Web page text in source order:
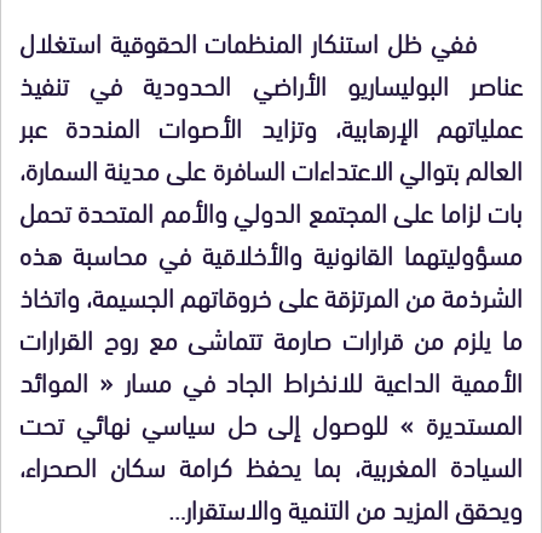
ففي ظل استنكار المنظمات الحقوقية استغلال
عناصر البوليساريو الأراضي الحدودية في تنفيذ
عملياتهم الإرهابية، وتزايد الأصوات المنددة عبر
العالم بتوالي الاعتداءات السافرة على مدينة السمارة،
بات لزاما على المجتمع الدولي والأمم المتحدة تحمل
مسؤوليتهما القانونية والأخلاقية في محاسبة هذه
الشرذمة من المرتزقة على خروقاتهم الجسيمة، واتخاذ
ما يلزم من قرارات صارمة تتماشى مع روح القرارات
الأممية الداعية للانخراط الجاد في مسار « الموائد
المستديرة » للوصول إلى حل سياسي نهائي تحت
السيادة المغربية، بما يحفظ كرامة سكان الصحراء،
ويحقق المزيد من التنمية والاستقرار…